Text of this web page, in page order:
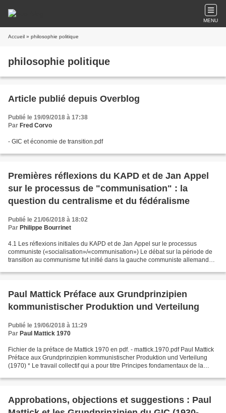
MENU
Accueil » philosophie politique
philosophie politique
Article publié depuis Overblog
Publié le 19/09/2018 à 17:38
Par Fred Corvo
- GIC et économie de transition.pdf
Premières réflexions du KAPD et de Jan Appel
sur le processus de "communisation" : la
question du centralisme et du fédéralisme
Publié le 21/06/2018 à 18:02
Par Philippe Bourrinet
4.1 Les réflexions initiales du KAPD et de Jan Appel sur le processus
communiste («socialisation»/«communisation») Le débat sur la période de
transition au communisme fut initié dans la gauche communiste allemande à
Paul Mattick Préface aux Grundprinzipien
kommunistischer Produktion und Verteilung
Publié le 19/06/2018 à 11:29
Par Paul Mattick 1970
Fichier de la préface de Mattick 1970 en pdf. - mattick.1970.pdf Paul Mattick
Préface aux Grundprinzipien kommunistischer Produktion und Verteilung
(1970) * Le travail collectif qui a pour titre Principes fondamentaux de la
Approbations, objections et suggestions : Paul